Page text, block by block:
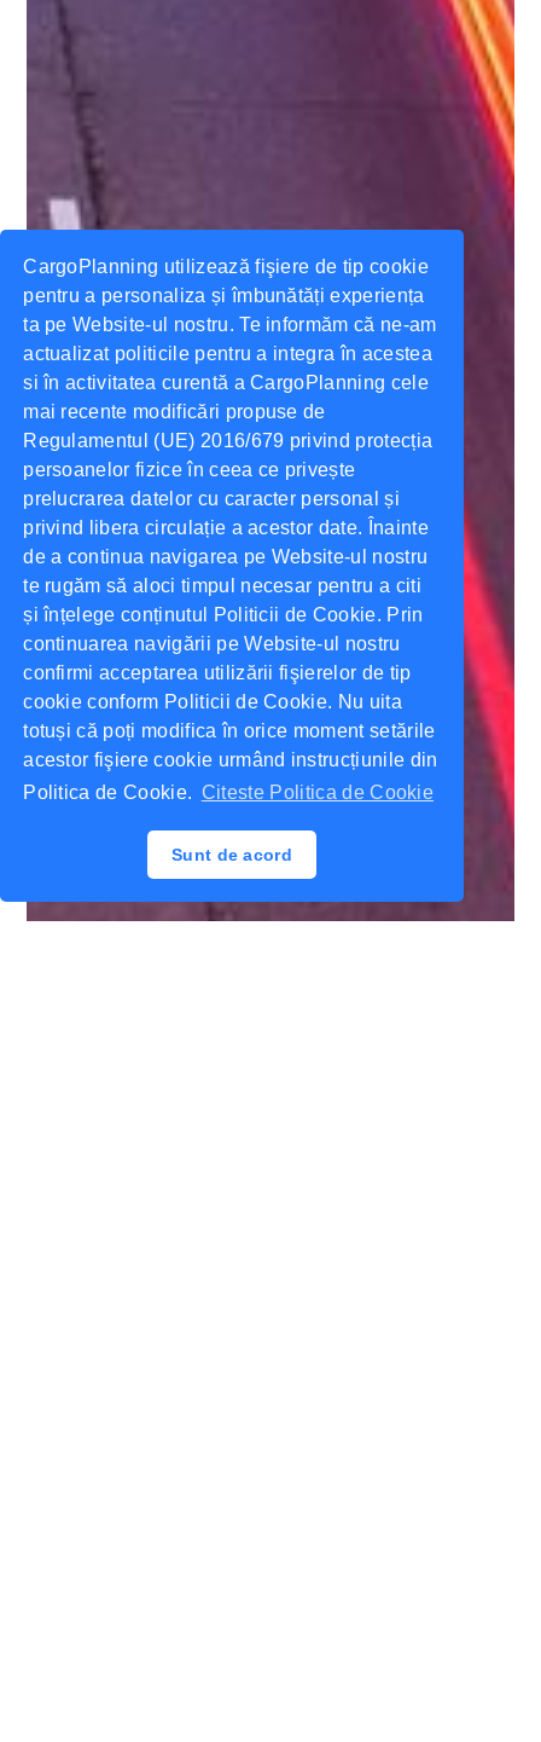
CargoPlanning utilizează fişiere de tip cookie
pentru a personaliza și îmbunătăți experiența
ta pe Website-ul nostru. Te informăm că ne-am
actualizat politicile pentru a integra în acestea
si în activitatea curentă a CargoPlanning cele
mai recente modificări propuse de
Regulamentul (UE) 2016/679 privind protecția
persoanelor fizice în ceea ce privește
prelucrarea datelor cu caracter personal și
privind libera circulație a acestor date. Înainte
de a continua navigarea pe Website-ul nostru
te rugăm să aloci timpul necesar pentru a citi
și înțelege conținutul Politicii de Cookie. Prin
continuarea navigării pe Website-ul nostru
confirmi acceptarea utilizării fişierelor de tip
cookie conform Politicii de Cookie. Nu uita
totuși că poți modifica în orice moment setările
acestor fişiere cookie urmând instrucțiunile din
Politica de Cookie. Citeste Politica de Cookie
Sunt de acord